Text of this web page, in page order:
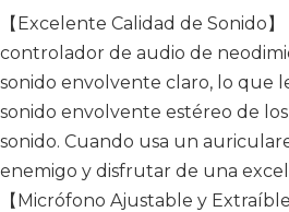
【Excelente Calidad de Sonido
controlador de audio de
sonido envolvente claro, lo que
sonido envolvente estéreo de
sonido. Cuando usa un
enemigo y disfrutar de una
【Micrófono Ajustable y